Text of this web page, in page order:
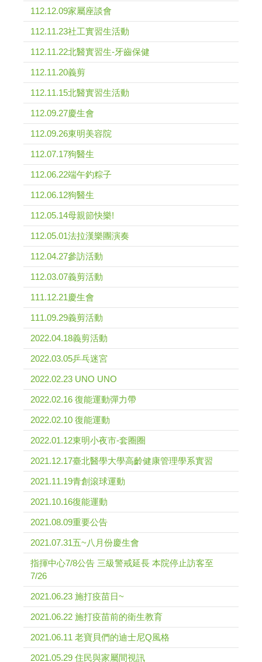
112.12.09家屬座談會
112.11.23社工實習生活動
112.11.22北醫實習生-牙齒保健
112.11.20義剪
112.11.15北醫實習生活動
112.09.27慶生會
112.09.26東明美容院
112.07.17狗醫生
112.06.22端午釣粽子
112.06.12狗醫生
112.05.14母親節快樂!
112.05.01法拉漢樂團演奏
112.04.27參訪活動
112.03.07義剪活動
111.12.21慶生會
111.09.29義剪活動
2022.04.18義剪活動
2022.03.05乒乓迷宮
2022.02.23 UNO UNO
2022.02.16 復能運動彈力帶
2022.02.10 復能運動
2022.01.12東明小夜市-套圈圈
2021.12.17臺北醫學大學高齡健康管理學系實習
2021.11.19青創滾球運動
2021.10.16復能運動
2021.08.09重要公告
2021.07.31五~八月份慶生會
指揮中心7/8公告 三級警戒延長 本院停止訪客至
7/26
2021.06.23 施打疫苗日~
2021.06.22 施打疫苗前的衛生教育
2021.06.11 老寶貝們的迪士尼Q風格
2021.05.29 住民與家屬間視訊